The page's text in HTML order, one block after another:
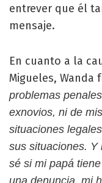
entrever que él
mensaje.
En cuanto a la
Migueles, Wanda
problemas
exnovios, ni de
situaciones
sus situaciones. Y
sé si mi papá
una denuncia, mi